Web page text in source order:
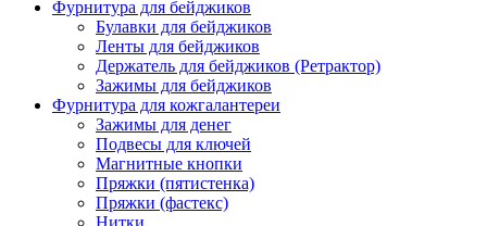
Фурнитура для бейджиков
Булавки для бейджиков
Ленты для бейджиков
Держатель для бейджиков (Ретрактор)
Зажимы для бейджиков
Фурнитура для кожгалантереи
Зажимы для денег
Подвесы для ключей
Магнитные кнопки
Пряжки (пятистенка)
Пряжки (фастекс)
Нитки